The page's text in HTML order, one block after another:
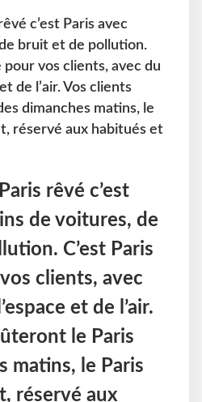
c’est Paris avec
bruit et de pollution.
pour vos clients, avec du
de l’air. Vos clients
dimanches matins, le
réservé aux habitués et
rêvé c’est
de voitures, de
C’est Paris
clients, avec
et de l’air.
le Paris
matins, le Paris
réservé aux